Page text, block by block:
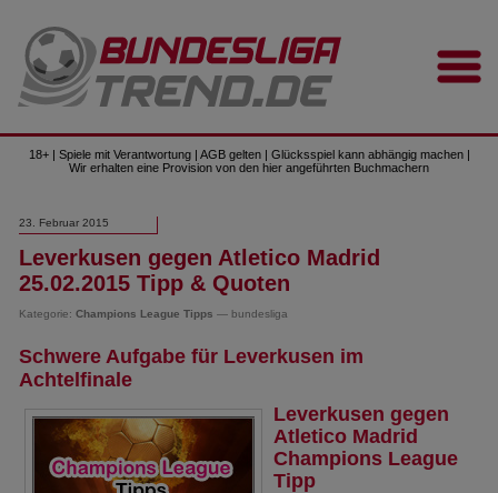
18+ | Spiele mit Verantwortung | AGB gelten | Glücksspiel kann abhängig machen |
Wir erhalten eine Provision von den hier angeführten Buchmachern
23. Februar 2015
Leverkusen gegen Atletico Madrid
25.02.2015 Tipp & Quoten
Kategorie:Champions League Tipps — bundesliga
Schwere Aufgabe für Leverkusen im
Achtelfinale
Leverkusen gegen
Atletico Madrid
Champions League
Tipp